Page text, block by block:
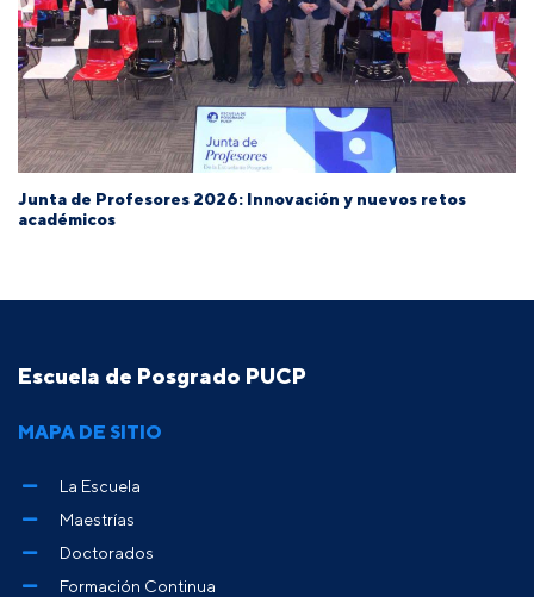
Junta de Profesores 2026: Innovación y nuevos retos
académicos
Escuela de Posgrado PUCP
MAPA DE SITIO
La Escuela
Maestrías
Doctorados
Formación Continua